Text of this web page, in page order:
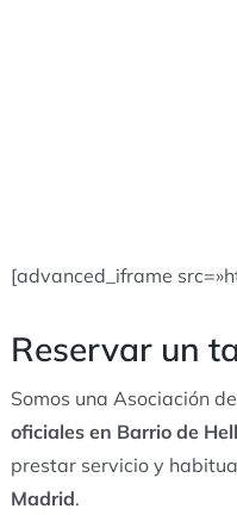
[advanced_iframe
Reservar un
Somos una Asociación
oficiales en Barrio de
prestar servicio y
Madrid.